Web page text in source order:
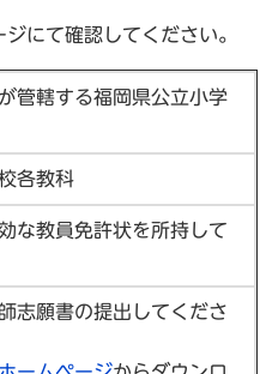
にて確認してください。
管轄する福岡県公立小学
各教科
な教員免許状を所持して
志願書の提出してくださ